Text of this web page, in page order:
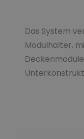
Das System
Modulhalter,